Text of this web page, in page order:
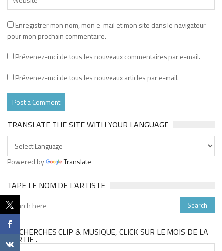
Enregistrer mon nom, mon e-mail et mon site dans le navigateur
pour mon prochain commentaire.
Prévenez-moi de tous les nouveaux commentaires par e-mail.
Prévenez-moi de tous les nouveaux articles par e-mail.
TRANSLATE THE SITE WITH YOUR LANGUAGE
Powered by Translate
TAPE LE NOM DE L’ARTISTE
TU CHERCHES CLIP & MUSIQUE, CLICK SUR LE MOIS DE LA
SORTIE .
Tu